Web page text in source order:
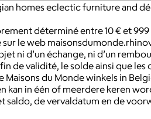
homes eclectic furniture and
déterminé entre 10 € et
le web
ni d’un échange, ni d’un
de validité, le solde ainsi que
Maisons du Monde winkels in
kan in één of meerdere keren
saldo, de vervaldatum en de